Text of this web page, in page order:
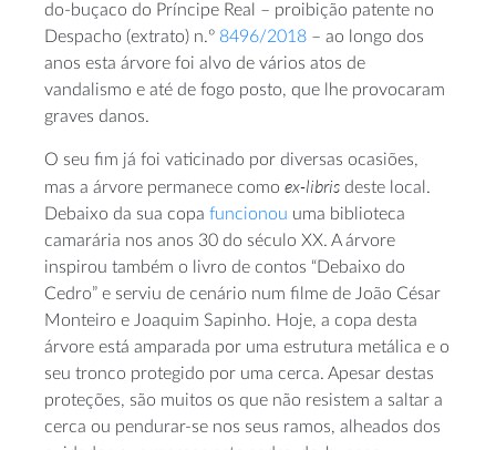
do-buçaco do Príncipe Real – proibição patente no
Despacho (extrato) n.º 8496/2018 – ao longo dos
anos esta árvore foi alvo de vários atos de
vandalismo e até de fogo posto, que lhe provocaram
graves danos.
O seu fim já foi vaticinado por diversas ocasiões,
mas a árvore permanece como ex-libris deste local.
Debaixo da sua copa funcionou uma biblioteca
camarária nos anos 30 do século XX. A árvore
inspirou também o livro de contos “Debaixo do
Cedro” e serviu de cenário num filme de João César
Monteiro e Joaquim Sapinho. Hoje, a copa desta
árvore está amparada por uma estrutura metálica e o
seu tronco protegido por uma cerca. Apesar destas
proteções, são muitos os que não resistem a saltar a
cerca ou pendurar-se nos seus ramos, alheados dos